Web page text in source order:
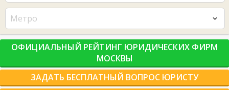
Метро
ОФИЦИАЛЬНЫЙ РЕЙТИНГ ЮРИДИЧЕСКИХ ФИРМ
МОСКВЫ
ЗАДАТЬ БЕСПЛАТНЫЙ ВОПРОС ЮРИСТУ